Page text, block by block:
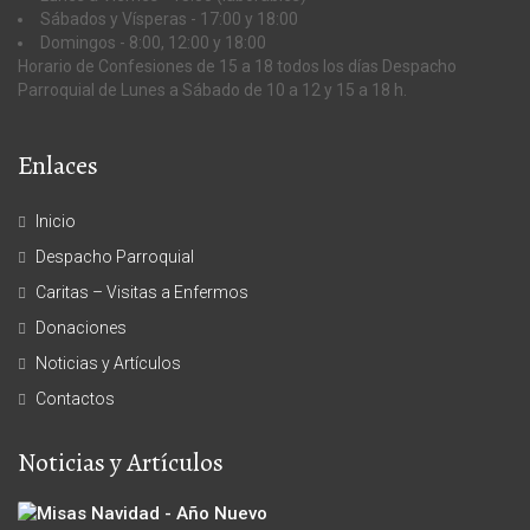
Sábados y Vísperas - 17:00 y 18:00
Domingos - 8:00, 12:00 y 18:00
Horario de Confesiones de 15 a 18 todos los días Despacho
Parroquial de Lunes a Sábado de 10 a 12 y 15 a 18 h.
Enlaces
Inicio
Despacho Parroquial
Caritas – Visitas a Enfermos
Donaciones
Noticias y Artículos
Contactos
Noticias y Artículos